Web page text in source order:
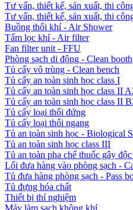
Tư vấn, thiết kế, sản xuất, thi
Tư vấn, thiết kế, sản xuất, thi
Buồng thổi khí - Air Shower
Tấm lọc khí - Air filter
Fan filter unit - FFU
Phòng sạch di động - Clean booth
Tủ cấy vô trùng - Clean bench
Tủ cấy an toàn sinh học class I
Tủ cấy an toàn sinh học class II
Tủ cấy an toàn sinh học class II
Tủ cấy loại thổi đứng
Tủ cấy loại thổi ngang
Tủ an toàn sinh học - Biological
Tủ an toàn sinh học class III
Tủ an toàn pha chế thuốc gây
Lối đưa hàng vào phòng sạch -
Tủ đưa hàng phòng sạch - Pass
Tủ đựng hóa chất
Thiết bị thí nghiệm